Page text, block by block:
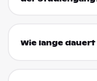
Wie lange